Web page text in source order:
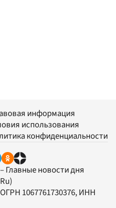
информация
использования
конфиденциальности
Главные новости дня
1067761730376, ИНН